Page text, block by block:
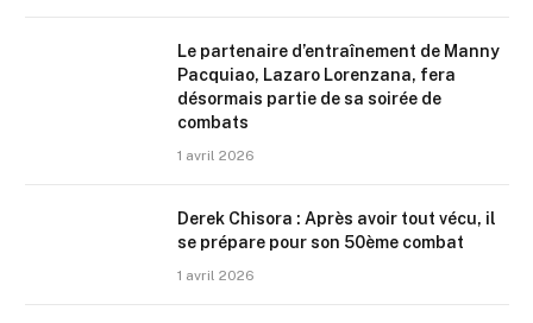
Le partenaire d’entraînement de Manny
Pacquiao, Lazaro Lorenzana, fera
désormais partie de sa soirée de
combats
1 avril 2026
Derek Chisora : Après avoir tout vécu, il
se prépare pour son 50ème combat
1 avril 2026